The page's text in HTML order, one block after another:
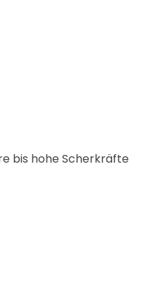
bis hohe Scherkräfte